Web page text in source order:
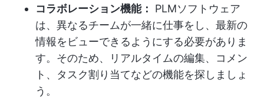
コラボレーション機能：
PLMソフトウェア
は、異なるチームが一緒に仕事をし、最新の
情報をビューできるようにする必要がありま
す。そのため、リアルタイムの編集、コメン
ト、タスク割り当てなどの機能を探しましょ
う。